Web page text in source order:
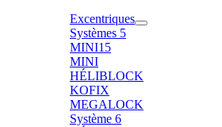
Excentriques
Systèmes 5
MINI15
MINI
HÉLIBLOCK
KOFIX
MEGALOCK
Système 6